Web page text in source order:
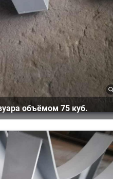
объёмом 75 куб.